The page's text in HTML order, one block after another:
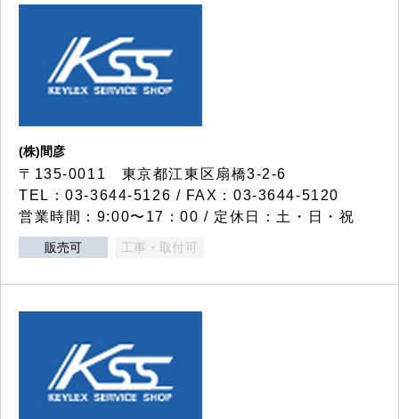
(株)間彦
〒135-0011 東京都江東区扇橋3-2-6
TEL：03-3644-5126 / FAX：03-3644-5120
営業時間：9:00〜17：00 / 定休日：土・日・祝
販売可 工事・取付可